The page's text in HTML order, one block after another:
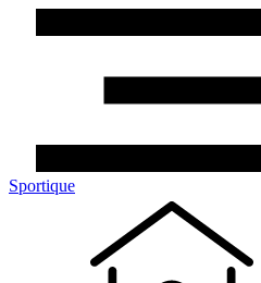
Sportique